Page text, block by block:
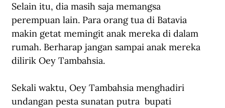
Selain itu, dia masih saja memangsa
perempuan lain. Para orang tua di Batavia
makin getat memingit anak mereka di dalam
rumah. Berharap jangan sampai anak mereka
dilirik Oey Tambahsia.
Sekali waktu, Oey Tambahsia menghadiri
undangan pesta sunatan putra  bupati